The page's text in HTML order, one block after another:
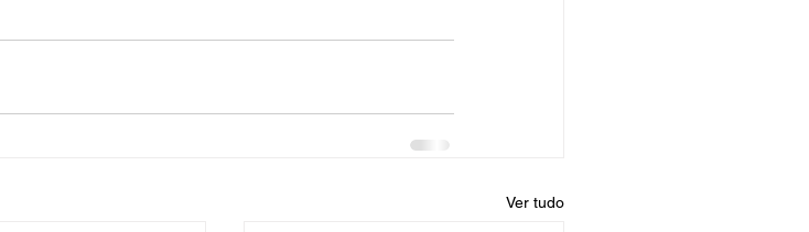
Ver tudo